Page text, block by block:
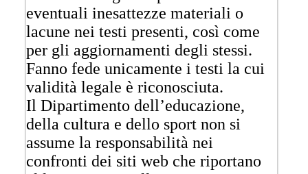
eventuali inesattezze materiali o
lacune nei testi presenti, così come
per gli aggiornamenti degli stessi.
Fanno fede unicamente i testi la cui
validità legale è riconosciuta.
Il Dipartimento dell’educazione,
della cultura e dello sport non si
assume la responsabilità nei
confronti dei siti web che riportano